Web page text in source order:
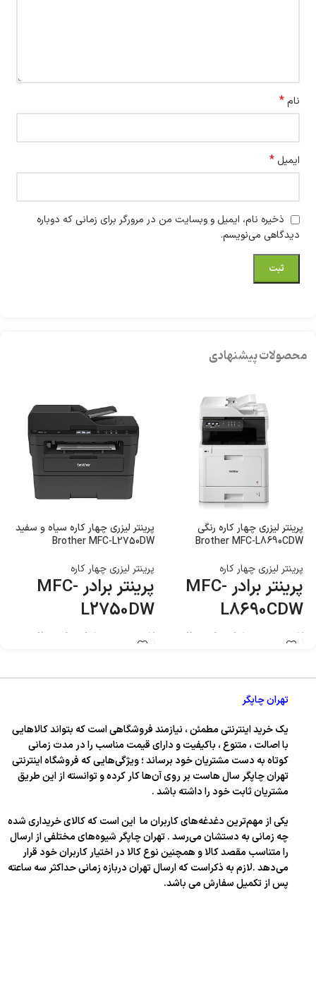
نام*
ایمیل *
ذخیره نام، ایمیل و وبسایت من در مرورگر برای زمانی که دوباره
دیدگاهی می‌نویسم.
محصولات پیشنهادی
پرینتر لیزری چهار کاره رنگی
Brother MFC-L8690CDW
پرینتر لیزری چهار کاره
پرینتر برادر MFC-
L8690CDW
کاربری : پرینت ، اسکن ، کپی ، فکس
پرینتر لیزری چهار کاره سیاه و سفید
Brother MFC-L2750DW
پرینتر لیزری چهار کاره
پرینتر برادر MFC-
L2750DW
کاربری : پرینت ، اسکن ، کپی ، فکس
تهران چاپگر
یک خرید اینترنتی مطمئن ، نیازمند فروشگاهی است که بتواند کالاهایی
با اصالت ، متنوع ، باکیفیت و دارای قیمت مناسب را در مدت زمانی
کوتاه به دست مشتریان خود برساند ؛ ویژگی‌هایی که فروشگاه اینترنتی
تهران چاپگر سال‌ هاست بر روی آن‌ها کار کرده و توانسته از این طریق
مشتریان ثابت خود را داشته باشد .
یکی از مهم‌ترین دغدغه‌های کاربران ما این است که کالای خریداری شده
چه زمانی به دستشان می‌رسد . تهران چاپگر شیوه‌های مختلفی از ارسال
را متناسب مقصد کالا و همچنین نوع کالا در اختیار کاربران خود قرار
می‌دهد .لازم به ذکراست که ارسال تهران دربازه زمانی حداکثر سه ساعته
پس از تکمیل سفارش می باشد.